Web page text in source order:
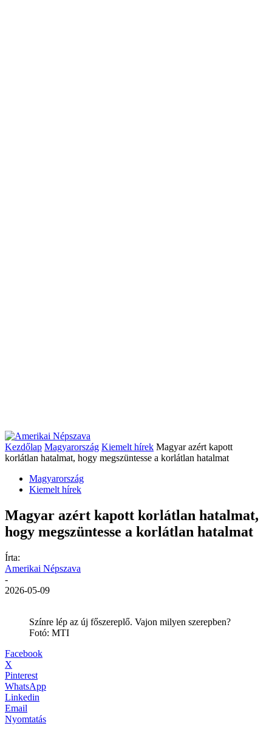
Kezdőlap Magyarország Kiemelt hírek Magyar azért kapott
korlátlan hatalmat, hogy megszüntesse a korlátlan hatalmat
Magyarország
Kiemelt hírek
Magyar azért kapott korlátlan hatalmat,
hogy megszüntesse a korlátlan hatalmat
Írta:
Amerikai Népszava
-
2026-05-09
Színre lép az új főszereplő. Vajon milyen szerepben?
Fotó: MTI
Facebook
X
Pinterest
WhatsApp
Linkedin
Email
Nyomtatás